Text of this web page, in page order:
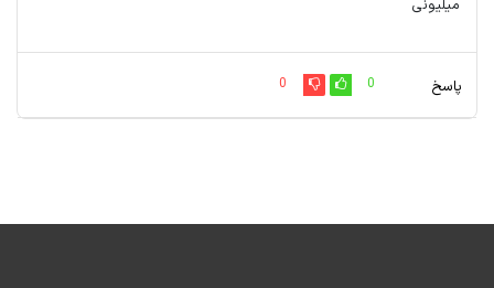
میلیونی
پاسخ 0
0